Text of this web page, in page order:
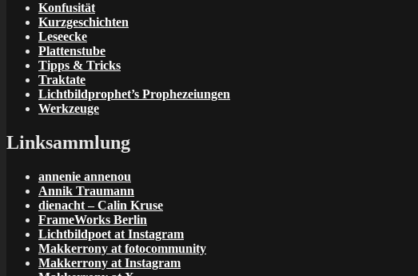
Konfusität
Kurzgeschichten
Leseecke
Plattenstube
Tipps & Tricks
Traktate
Lichtbildprophet’s Prophezeiungen
Werkzeuge
Linksammlung
annenie annenou
Annik Traumann
dienacht – Calin Kruse
FrameWorks Berlin
Lichtbildpoet at Instagram
Makkerrony at fotocommunity
Makkerrony at Instagram